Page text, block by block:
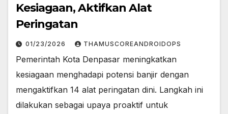
Kesiagaan, Aktifkan Alat
Peringatan
01/23/2026 THAMUSCOREANDROIDOPS
Pemerintah Kota Denpasar meningkatkan
kesiagaan menghadapi potensi banjir dengan
mengaktifkan 14 alat peringatan dini. Langkah ini
dilakukan sebagai upaya proaktif untuk